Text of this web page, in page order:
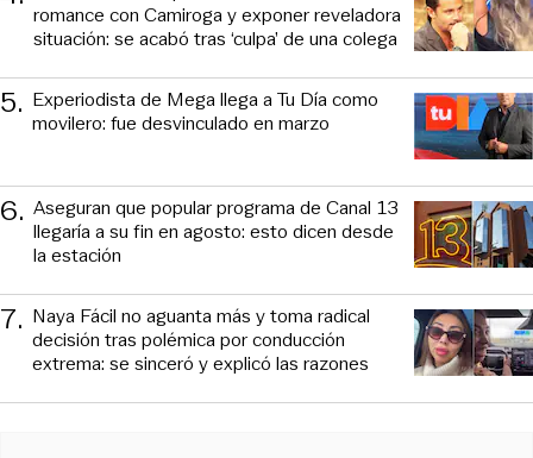
romance con Camiroga y exponer reveladora
situación: se acabó tras ‘culpa’ de una colega
5. Experiodista de Mega llega a Tu Día como
movilero: fue desvinculado en marzo
6. Aseguran que popular programa de Canal 13
llegaría a su fin en agosto: esto dicen desde
la estación
7. Naya Fácil no aguanta más y toma radical
decisión tras polémica por conducción
extrema: se sinceró y explicó las razones